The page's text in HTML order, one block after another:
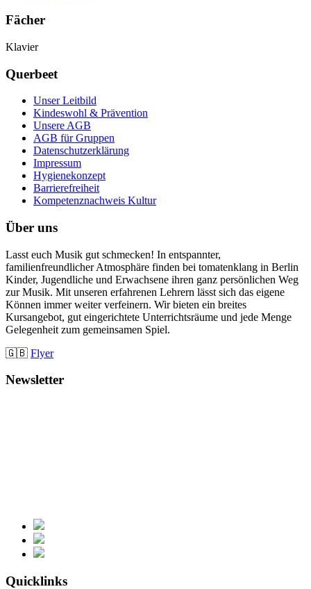
Fächer
Klavier
Querbeet
Unser Leitbild
Kindeswohl & Prävention
Unsere AGB
AGB für Gruppen
Datenschutzerklärung
Impressum
Hygienekonzept
Barrierefreiheit
Kompetenznachweis Kultur
Über uns
Lasst euch Musik gut schmecken! In entspannter,
familienfreundlicher Atmosphäre finden bei tomatenklang in Berlin
Kinder, Jugendliche und Erwachsene ihren ganz persönlichen Weg
zur Musik. Mit unseren erfahrenen Lehrern lässt sich das eigene
Können immer weiter verfeinern. Wir bieten ein breites
Kursangebot, gut eingerichtete Unterrichtsräume und jede Menge
Gelegenheit zum gemeinsamen Spiel.
🇬🇧 Flyer
Newsletter
Quicklinks